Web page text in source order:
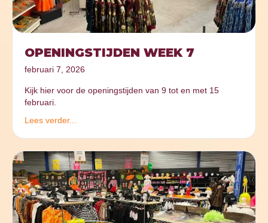
OPENINGSTIJDEN WEEK 7
februari 7, 2026
Kijk hier voor de openingstijden van 9 tot en met 15
februari.
Lees verder...